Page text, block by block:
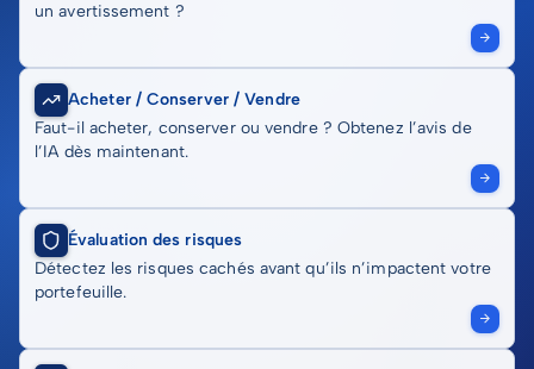
un avertissement ?
Acheter / Conserver / Vendre
Faut-il acheter, conserver ou vendre ? Obtenez l’avis de
l’IA dès maintenant.
Évaluation des risques
Détectez les risques cachés avant qu’ils n’impactent votre
portefeuille.